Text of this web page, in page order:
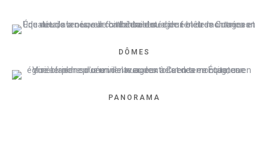
DÔMES
PANORAMA